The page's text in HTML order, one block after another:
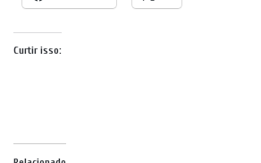
Curtir isso: